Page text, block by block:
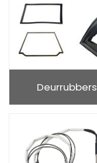
Deurrubbers